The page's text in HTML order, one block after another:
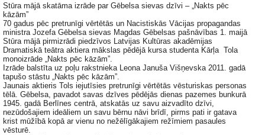
Stūra mājā skatāma izrāde par Gēbelsa sievas dzīvi – „Nakts pēc
kāzām”
70 gadus pēc pretrunīgi vērtētās un Nacistiskās Vācijas propagandas
ministra Jozefa Gēbelsa sievas Magdas Gēbelsas pašnāvības 1. maijā
Stūra mājā pirmizrādi piedzīvos Latvijas Kultūras akadēmijas
Dramatiskā teātra aktiera mākslas pēdējā kursa studenta Kārļa Tola
monoizrāde „Nakts pēc kāzām”.
Izrāde balstīta uz poļu rakstnieka Leona Januša Višņevska 2011. gadā
tapušo stāstu „Nakts pēc kāzām”.
Jaunais aktieris Tols iejutīsies pretrunīgi vērtētās vēsturiskas personas
tēlā. Gēbelsa, pavadot savas dzīves pēdējās dienas pazemes bunkurā
1945. gadā Berlīnes centrā, atskatās uz savu aizvadīto dzīvi,
nezūdošajiem ideāliem un savu bērnu nāvi brīdī, pirms pati ir gatava
krist mūžībā kopā ar vienu no nežēlīgākajiem režīmiem pasaules
vēsturē.